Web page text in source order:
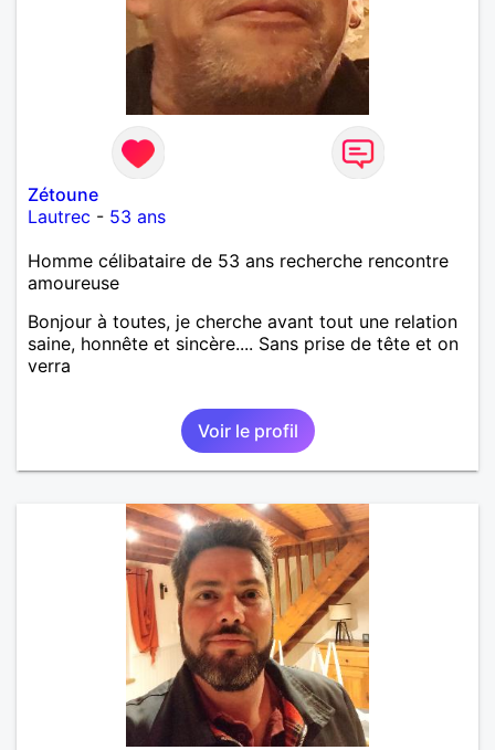
Zétoune
Lautrec - 53 ans
Homme célibataire de 53 ans recherche rencontre
amoureuse
Bonjour à toutes, je cherche avant tout une relation
saine, honnête et sincère.... Sans prise de tête et on
verra
Voir le profil